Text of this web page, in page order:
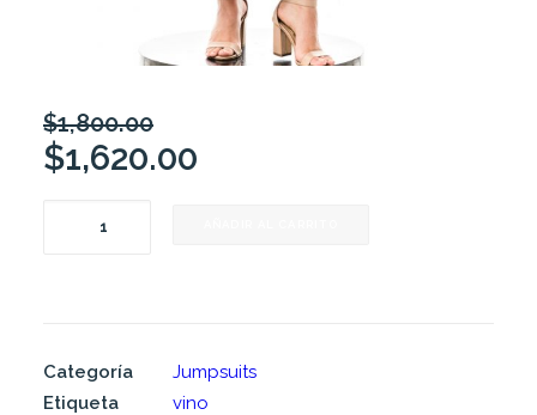
$1,800.00
$1,620.00
Categoría
Jumpsuits
Etiqueta
vino